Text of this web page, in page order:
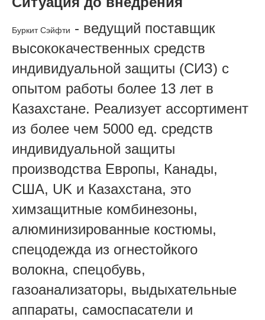
Буркит Сэйфти - ведущий поставщик
высококачественных средств
индивидуальной защиты (СИЗ) с
опытом работы более 13 лет в
Казахстане. Реализует ассортимент
из более чем 5000 ед. средств
индивидуальной защиты
производства Европы, Канады,
США, UK и Казахстана, это
химзащитные комбинезоны,
алюминизированные костюмы,
спецодежда из огнестойкого
волокна, спецобувь,
газоанализаторы, выдыхательные
аппараты, самоспасатели и